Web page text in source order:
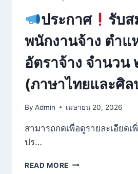
ประกาศ
รับ
พนักงานจ้าง ตำแ
อัตราจ้าง จำนวน
(ภาษาไทยและศิล
By Admin เมษายน 20, 2026
สามารถกดเพื่อดูรายละเอียด
ปร…
READ MORE